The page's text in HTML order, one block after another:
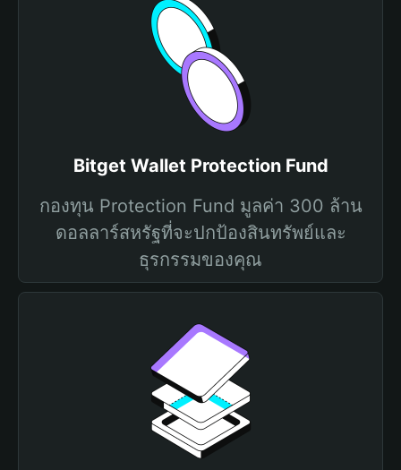
Bitget Wallet Protection Fund
กองทุน Protection Fund มูลค่า 300 ล้าน
ดอลลาร์สหรัฐที่จะปกป้องสินทรัพย์และ
ธุรกรรมของคุณ